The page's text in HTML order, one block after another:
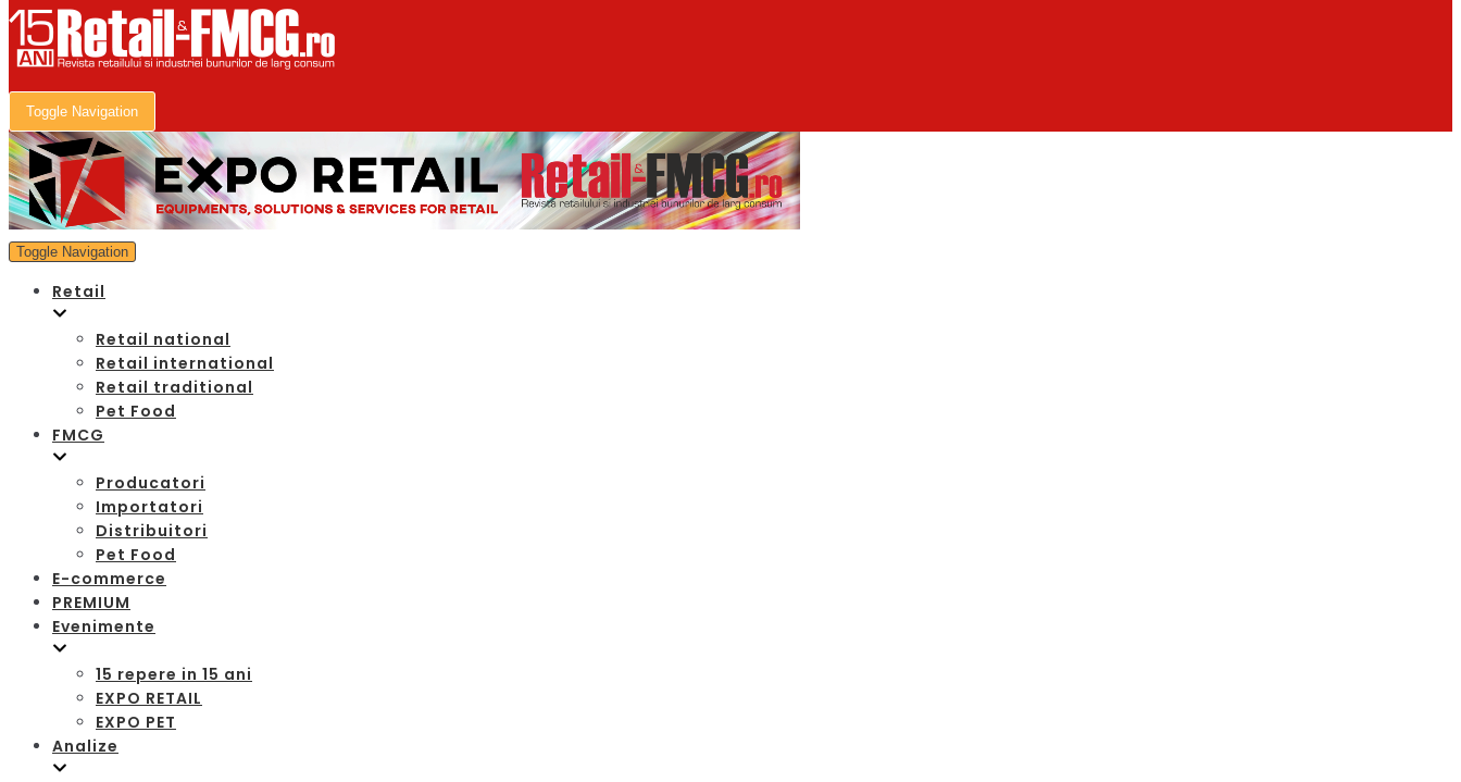
Toggle Navigation
Toggle Navigation
Retail
Retail national
Retail international
Retail traditional
Pet Food
FMCG
Producatori
Importatori
Distribuitori
Pet Food
E-commerce
PREMIUM
Evenimente
15 repere in 15 ani
EXPO RETAIL
EXPO PET
Analize